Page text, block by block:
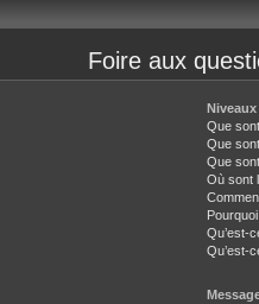
Foire aux
Que
Que
Que
Où sont
Qu’est-
Qu’est-